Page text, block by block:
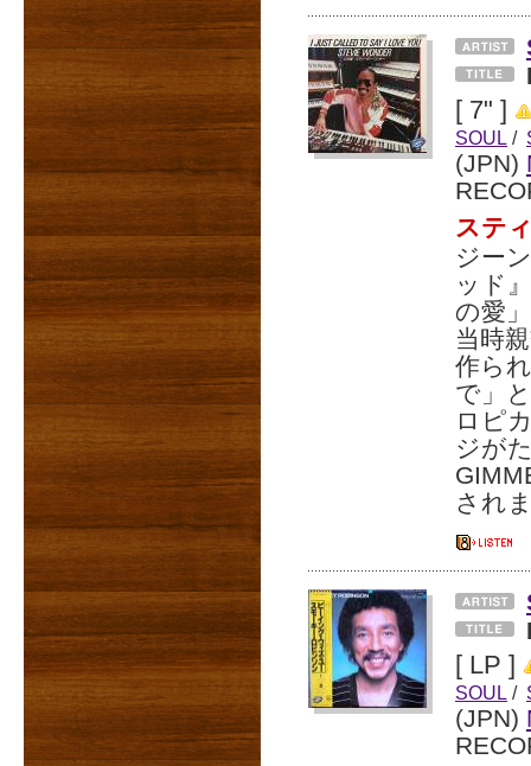
[ 7" ]
SOUL /
(JPN)
ステ
ジー
ッド
の愛
当時
作ら
で」
ロピ
ジが
され
[ LP ]
SOUL /
(JPN)